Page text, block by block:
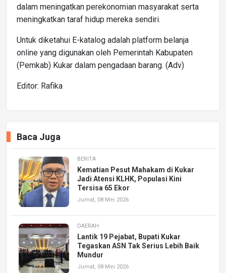
dalam meningatkan perekonomian masyarakat serta
meningkatkan taraf hidup mereka sendiri.
Untuk diketahui E-katalog adalah platform belanja
online yang digunakan oleh Pemerintah Kabupaten
(Pemkab) Kukar dalam pengadaan barang. (Adv)
Editor: Rafika
Baca Juga
BERITA
Kematian Pesut Mahakam di Kukar
Jadi Atensi KLHK, Populasi Kini
Tersisa 65 Ekor
Jumat, 08 Mei 2026
DAERAH
Lantik 19 Pejabat, Bupati Kukar
Tegaskan ASN Tak Serius Lebih Baik
Mundur
Jumat, 08 Mei 2026